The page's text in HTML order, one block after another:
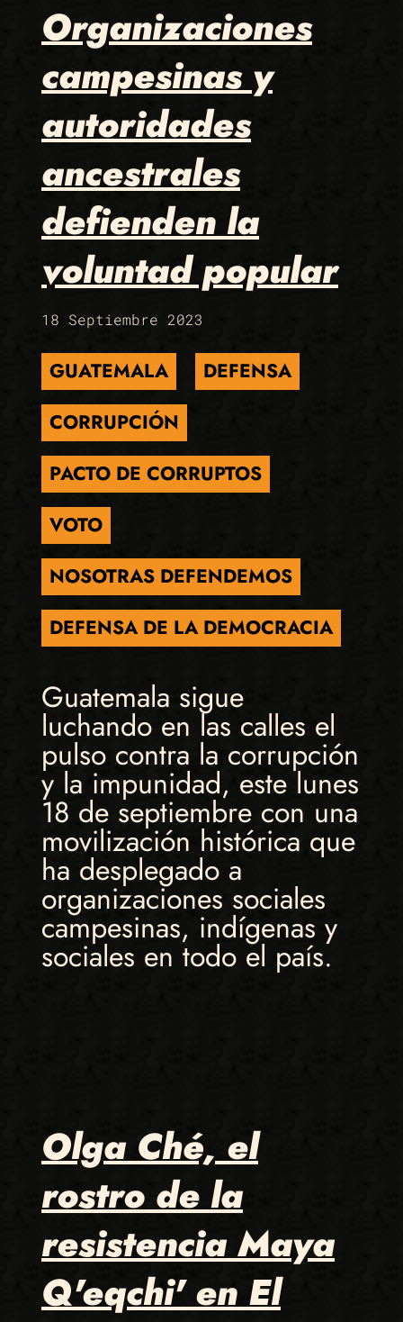
Organizaciones
campesinas y
autoridades
ancestrales
defienden la
voluntad popular
18 Septiembre 2023
GUATEMALA
DEFENSA
CORRUPCIÓN
PACTO DE CORRUPTOS
VOTO
NOSOTRAS DEFENDEMOS
DEFENSA DE LA DEMOCRACIA
Guatemala sigue
luchando en las calles el
pulso contra la corrupción
y la impunidad, este lunes
18 de septiembre con una
movilización histórica que
ha desplegado a
organizaciones sociales
campesinas, indígenas y
sociales en todo el país.
Olga Ché, el
rostro de la
resistencia Maya
Q'eqchi' en El